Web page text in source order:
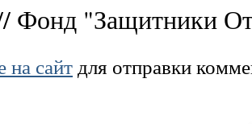
Фонд "Защитники
на сайтдля отправки